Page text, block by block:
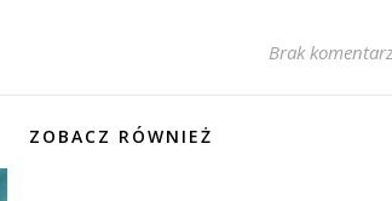
Brak
ZOBACZ RÓWNIEŻ